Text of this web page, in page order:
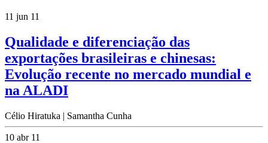
11 jun 11
Qualidade e diferenciação das
exportações brasileiras e chinesas:
Evolução recente no mercado mundial e
na ALADI
Célio Hiratuka | Samantha Cunha
10 abr 11